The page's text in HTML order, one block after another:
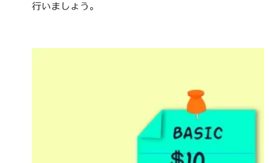
行いましょう。